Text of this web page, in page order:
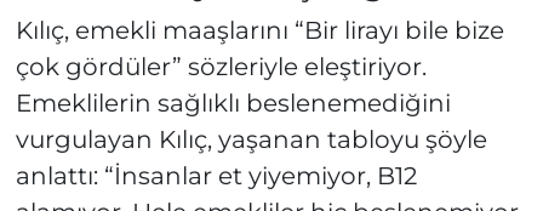
Kılıç, emekli maaşlarını “Bir lirayı bile bize
çok gördüler” sözleriyle eleştiriyor.
Emeklilerin sağlıklı beslenemediğini
vurgulayan Kılıç, yaşanan tabloyu şöyle
anlattı: “İnsanlar et yiyemiyor, B12